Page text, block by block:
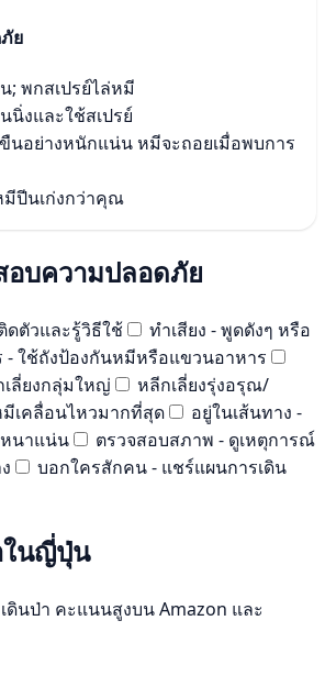
ย
; พกสเปรย์ไล่หมี
นิ่งและใช้สเปรย์
นอย่างหนักแน่น หมีจะถอยเมื่อพบการ
ปีนเก่งกว่าคุณ
อบความปลอดภัย
ดตัวและรู้วิธีใช้
ทำเสียง - พูดดังๆ หรือ
- ใช้ถังป้องกันหมีหรือแขวนอาหาร
ลี่ยงกลุ่มใหญ่
หลีกเลี่ยงรุ่งอรุณ/
เคลื่อนไหวมากที่สุด
อยู่ในเส้นทาง -
นาแน่น
ตรวจสอบสภาพ - ดูเหตุการณ์
บอกใครสักคน - แชร์แผนการเดิน
นญี่ปุ่น
นป่า คะแนนสูงบน Amazon และ